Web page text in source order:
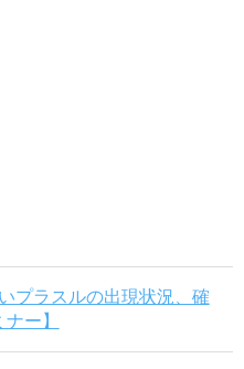
プラスルの出現状況、確
ー】